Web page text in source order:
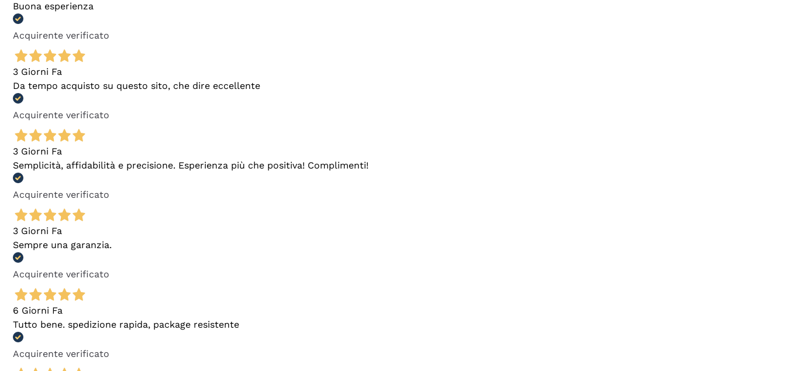
Buona esperienza
Acquirente verificato
3 Giorni Fa
Da tempo acquisto su questo sito, che dire eccellente
Acquirente verificato
3 Giorni Fa
Semplicità, affidabilità e precisione. Esperienza più che positiva! Complimenti!
Acquirente verificato
3 Giorni Fa
Sempre una garanzia.
Acquirente verificato
6 Giorni Fa
Tutto bene. spedizione rapida, package resistente
Acquirente verificato